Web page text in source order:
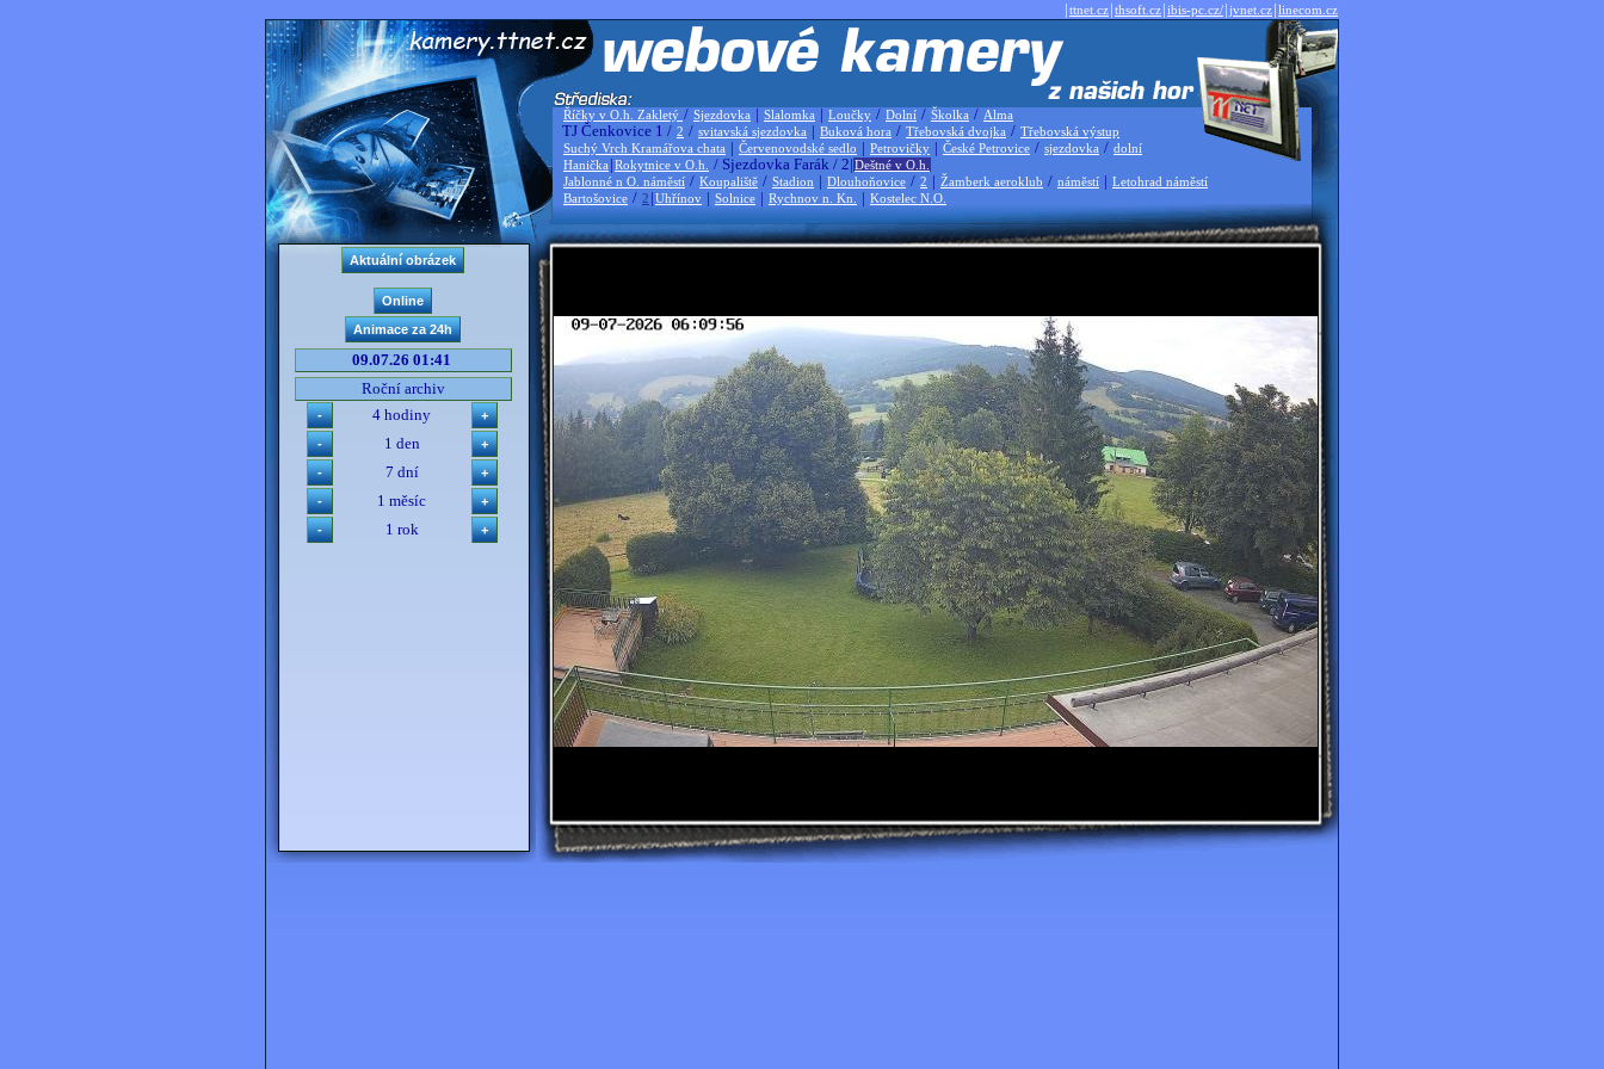
|ttnet.cz|thsoft.cz|ibis-pc.cz/|jvnet.cz|linecom.cz
Říčky v O.h. Zakletý / Sjezdovka | Slalomka | Loučky / Dolní / Školka / Alma
TJ Čenkovice 1 / 2 / svitavská sjezdovka | Buková hora / Třebovská dvojka / Třebovská výstup
Suchý Vrch Kramářova chata | Červenovodské sedlo | Petrovičky | České Petrovice / sjezdovka / dolní
Hanička |Rokytnice v O.h. / Sjezdovka Farák / 2|Deštné v O.h.
Jablonné n O. náměstí / Koupaliště / Stadion | Dlouhoňovice / 2 | Žamberk aeroklub / náměstí | Letohrad náměstí
Bartošovice / 2 |Uhřínov | Solnice | Rychnov n. Kn. | Kostelec N.O.
09.07.26 01:41
Roční archiv
4 hodiny
1 den
7 dní
1 měsíc
1 rok